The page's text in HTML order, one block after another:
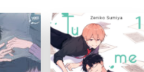
Ajouter
à la
wishlist
Ajouter